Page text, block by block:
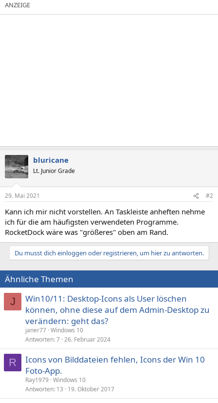
bluricane
Lt. Junior Grade
29. Mai 2021 #2
Kann ich mir nicht vorstellen. An Taskleiste anheften nehme
ich für die am häufigsten verwendeten Programme.
RocketDock wäre was "größeres" oben am Rand.
Du musst dich einloggen oder registrieren, um hier zu antworten.
Ähnliche Themen
J
Win10/11: Desktop-Icons als User löschen
können, ohne diese auf dem Admin-Desktop zu
verändern: geht das?
janer77 Windows 10
Antworten 7 26. Februar 2024
R
Icons von Bilddateien fehlen, Icons der Win 10
Foto-App.
Ray1979 Windows 10
Antworten 13 19. Oktober 2017